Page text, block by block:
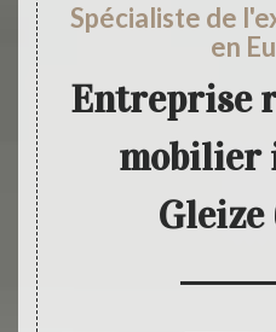
Spécialiste de
en
Entreprise
mobilier